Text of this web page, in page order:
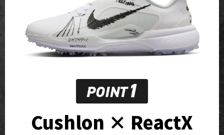
Cushlon × ReactX